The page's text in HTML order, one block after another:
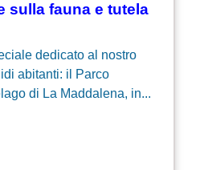
sulla fauna e tutela
dedicato al nostro
abitanti: il Parco
di La Maddalena, in...